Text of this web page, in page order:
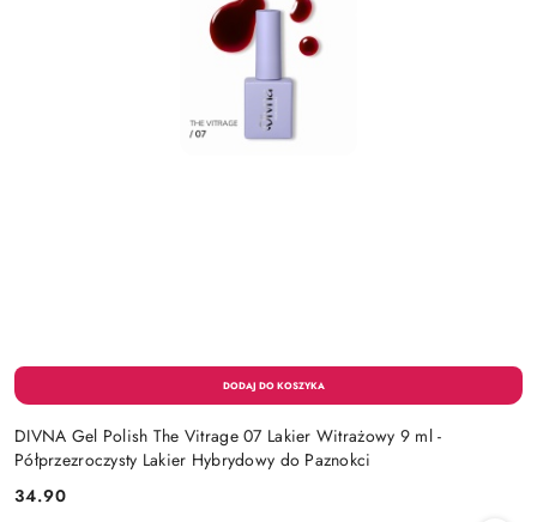
DIVNA Gel Polish The Vitrage 07 Lakier Witrażowy 9 ml -
Półprzezroczysty Lakier Hybrydowy do Paznokci
Cena:
34.90